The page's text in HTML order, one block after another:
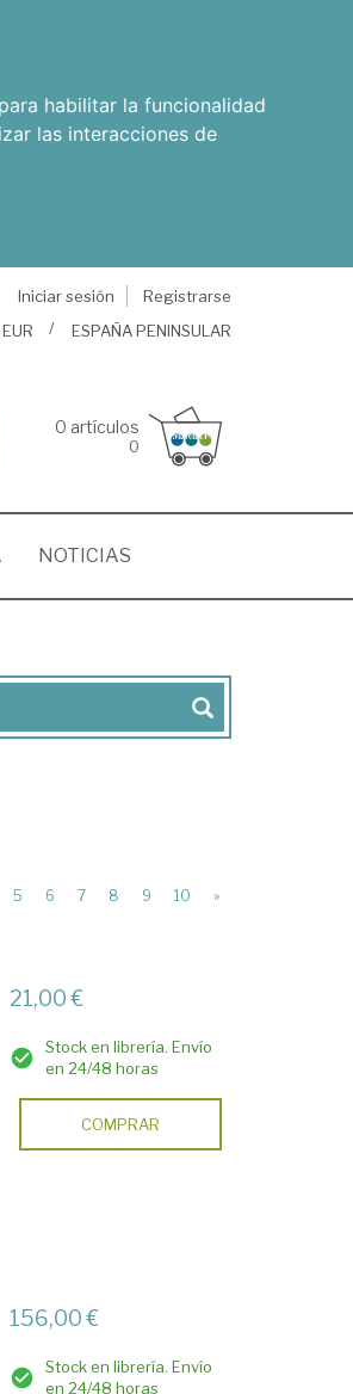
para habilitar la funcionalidad
las interacciones de
Iniciar sesión
Registrarse
EUR ESPAÑA PENINSULAR
0 artículos
0
NOTICIAS
5 6 7 8 9 10 »
21,00 €
Stock en librería. Envío
en 24/48 horas
COMPRAR
156,00 €
Stock en librería. Envío
en 24/48 horas